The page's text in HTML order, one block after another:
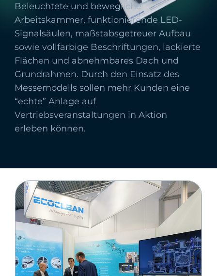
Beleuchtete und bewegliche
Arbeitskammer, funktionierende LED-
Signalsäulen, maßstabsgetreuer Aufbau
sowie vollfarbige Beschriftungen, lackierte
Flächen und abnehmbares Dach und
Grundrahmen. Durch den Einsatz des
Messemodells sollen mehr Kunden eine
“echte” Anlage auf
Vertriebsveranstaltungen in Aktion
erleben können.